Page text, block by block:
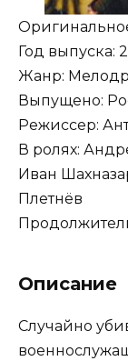
Год выпуска:
Жанр:
Выпущено:
Режиссер:
В ролях:
Иван
Плетнёв
Описание
Случайно